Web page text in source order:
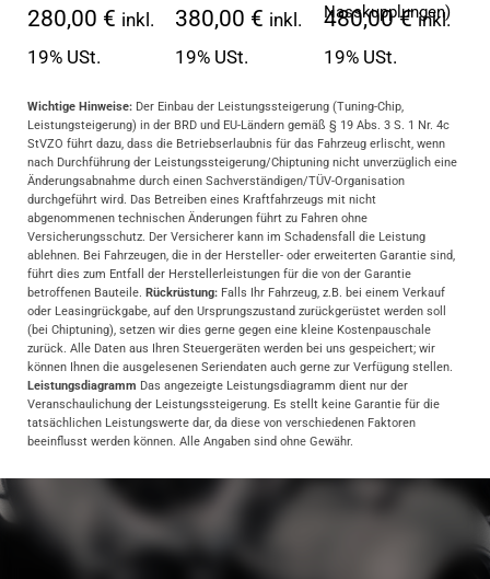
280,00 € inkl.
19% USt.
380,00 € inkl.
19% USt.
Nasskupplungen)
480,00 €inkl.
19% USt.
Wichtige Hinweise: Der Einbau der Leistungssteigerung (Tuning-Chip,
Leistungsteigerung) in der BRD und EU-Ländern gemäß § 19 Abs. 3 S. 1 Nr. 4c
StVZO führt dazu, dass die Betriebserlaubnis für das Fahrzeug erlischt, wenn
nach Durchführung der Leistungssteigerung/Chiptuning nicht unverzüglich eine
Änderungsabnahme durch einen Sachverständigen/TÜV-Organisation
durchgeführt wird. Das Betreiben eines Kraftfahrzeugs mit nicht
abgenommenen technischen Änderungen führt zu Fahren ohne
Versicherungsschutz. Der Versicherer kann im Schadensfall die Leistung
ablehnen. Bei Fahrzeugen, die in der Hersteller- oder erweiterten Garantie sind,
führt dies zum Entfall der Herstellerleistungen für die von der Garantie
betroffenen Bauteile. Rückrüstung: Falls Ihr Fahrzeug, z.B. bei einem Verkauf
oder Leasingrückgabe, auf den Ursprungszustand zurückgerüstet werden soll
(bei Chiptuning), setzen wir dies gerne gegen eine kleine Kostenpauschale
zurück. Alle Daten aus Ihren Steuergeräten werden bei uns gespeichert; wir
können Ihnen die ausgelesenen Seriendaten auch gerne zur Verfügung stellen.
Leistungsdiagramm Das angezeigte Leistungsdiagramm dient nur der
Veranschaulichung der Leistungssteigerung. Es stellt keine Garantie für die
tatsächlichen Leistungswerte dar, da diese von verschiedenen Faktoren
beeinflusst werden können. Alle Angaben sind ohne Gewähr.